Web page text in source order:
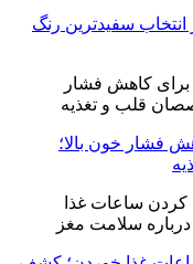
انتخاب سفیدترین رنگ
فشار خون بالا؛